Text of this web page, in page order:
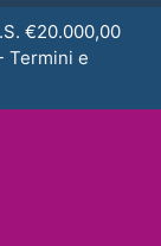
€20.000,00
Termini e